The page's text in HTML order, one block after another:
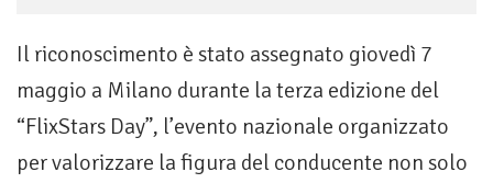
Il riconoscimento è stato assegnato giovedì 7
maggio a Milano durante la terza edizione del
“FlixStars Day”, l’evento nazionale organizzato
per valorizzare la figura del conducente non solo